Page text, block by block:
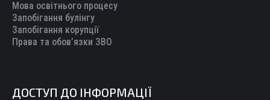
Мова освітнього процесу
Запобігання булінгу
Запобігання корупції
Права та обов’язки ЗВО
ДОСТУП ДО ІНФОРМАЦІЇ